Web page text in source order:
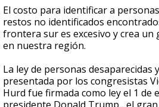
seconds
of
2
minutes,
3
El costo para identificar a
restos no identificados
frontera sur es excesivo y crea un
en nuestra región.
La ley de personas desaparecidas
presentada por los congresistas
Hurd fue firmada como ley el 1 de